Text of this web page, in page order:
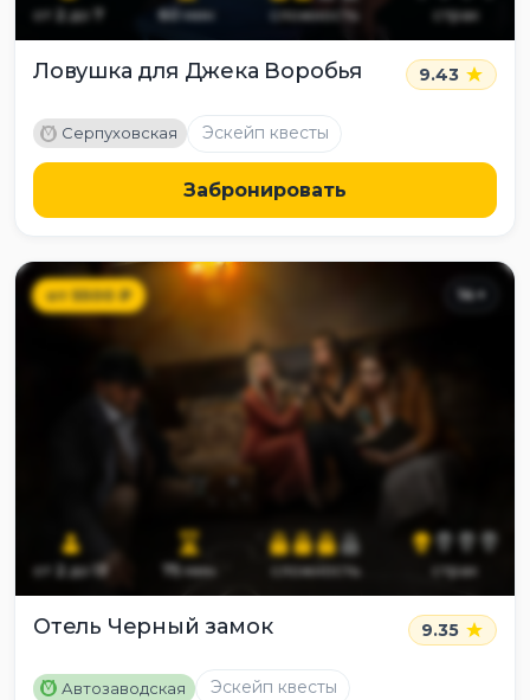
от 2до 7 60мин сложность страх
Ловушка для Джека Воробья 9.43
M Серпуховская Эскейп квесты
Забронировать
от5500₽ 14+
от 2до 13 75мин сложность страх
Отель Черный замок 9.35
M Автозаводская Эскейп квесты